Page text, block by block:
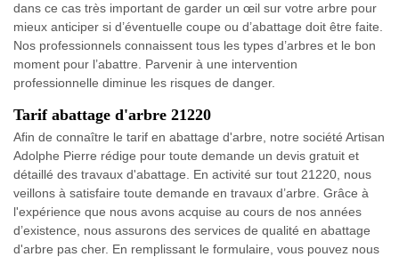
dans ce cas très important de garder un œil sur votre arbre pour
mieux anticiper si d’éventuelle coupe ou d’abattage doit être faite.
Nos professionnels connaissent tous les types d’arbres et le bon
moment pour l’abattre. Parvenir à une intervention
professionnelle diminue les risques de danger.
Tarif abattage d'arbre 21220
Afin de connaître le tarif en abattage d'arbre, notre société Artisan
Adolphe Pierre rédige pour toute demande un devis gratuit et
détaillé des travaux d'abattage. En activité sur tout 21220, nous
veillons à satisfaire toute demande en travaux d’arbre. Grâce à
l'expérience que nous avons acquise au cours de nos années
d’existence, nous assurons des services de qualité en abattage
d'arbre pas cher. En remplissant le formulaire, vous pouvez nous